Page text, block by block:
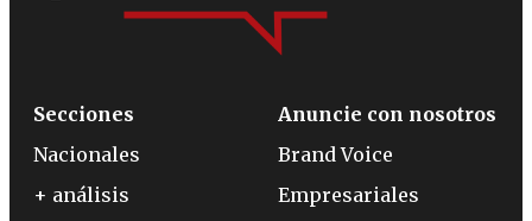
Secciones
Nacionales
+ análisis
Anuncie con nosotros
Brand Voice
Empresariales